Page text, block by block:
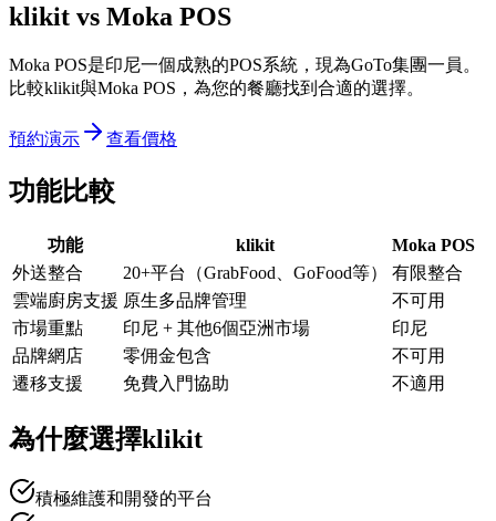
klikit vs Moka POS
Moka POS是印尼一個成熟的POS系統，現為GoTo集團一員。
比較klikit與Moka POS，為您的餐廳找到合適的選擇。
預約演示 查看價格
功能比較
功能 klikit
Moka POS
外送整合
20+平台（GrabFood、GoFood等）
有限整合
雲端廚房支援 原生多品牌管理
不可用
市場重點
印尼 + 其他6個亞洲市場
印尼
品牌網店
零佣金包含
不可用
遷移支援
免費入門協助 不適用
為什麼選擇klikit
積極維護和開發的平台